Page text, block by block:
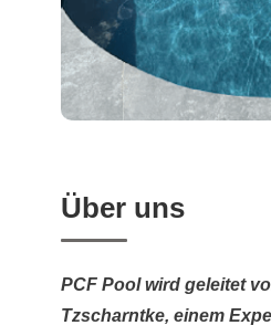
Über uns
PCF Pool wird geleitet
Tzscharntke, einem